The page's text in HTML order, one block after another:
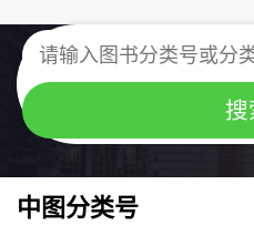
中图分类号